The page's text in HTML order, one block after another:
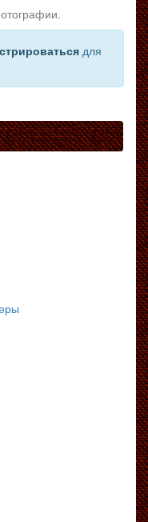
для